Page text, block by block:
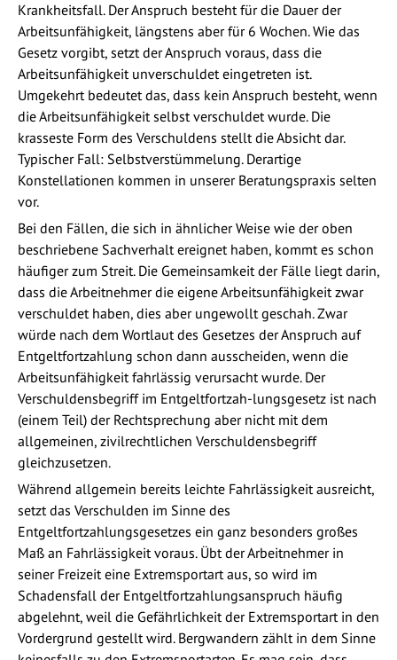
Krankheitsfall. Der Anspruch besteht für die Dauer der
Arbeitsunfähigkeit, längstens aber für 6 Wochen. Wie das
Gesetz vorgibt, setzt der Anspruch voraus, dass die
Arbeitsunfähigkeit unverschuldet eingetreten ist.
Umgekehrt bedeutet das, dass kein Anspruch besteht, wenn
die Arbeitsunfähigkeit selbst verschuldet wurde. Die
krasseste Form des Verschuldens stellt die Absicht dar.
Typischer Fall: Selbstverstümmelung. Derartige
Konstellationen kommen in unserer Beratungspraxis selten
vor.
Bei den Fällen, die sich in ähnlicher Weise wie der oben
beschriebene Sachverhalt ereignet haben, kommt es schon
häufiger zum Streit. Die Gemeinsamkeit der Fälle liegt darin,
dass die Arbeitnehmer die eigene Arbeitsunfähigkeit zwar
verschuldet haben, dies aber ungewollt geschah. Zwar
würde nach dem Wortlaut des Gesetzes der Anspruch auf
Entgeltfortzahlung schon dann ausscheiden, wenn die
Arbeitsunfähigkeit fahrlässig verursacht wurde. Der
Verschuldensbegriff im Entgeltfortzah-lungsgesetz ist nach
(einem Teil) der Rechtsprechung aber nicht mit dem
allgemeinen, zivilrechtlichen Verschuldensbegriff
gleichzusetzen.
Während allgemein bereits leichte Fahrlässigkeit ausreicht,
setzt das Verschulden im Sinne des
Entgeltfortzahlungsgesetzes ein ganz besonders großes
Maß an Fahrlässigkeit voraus. Übt der Arbeitnehmer in
seiner Freizeit eine Extremsportart aus, so wird im
Schadensfall der Entgeltfortzahlungsanspruch häufig
abgelehnt, weil die Gefährlichkeit der Extremsportart in den
Vordergrund gestellt wird. Bergwandern zählt in dem Sinne